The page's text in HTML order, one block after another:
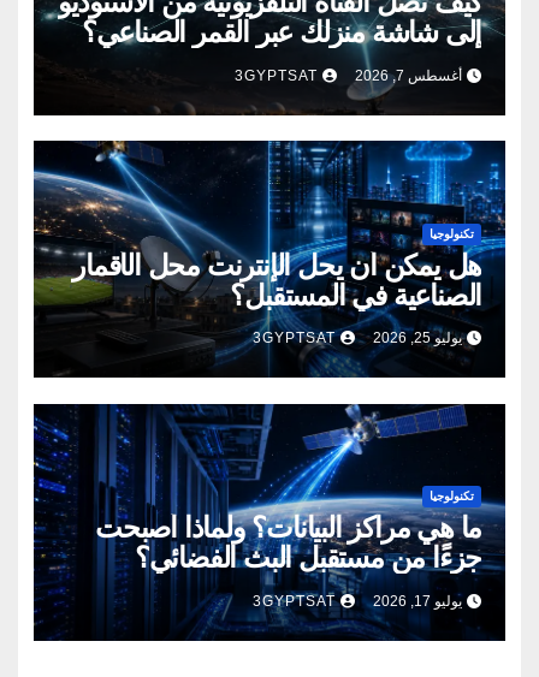
إلى شاشة منزلك عبر القمر الصناعي؟
أغسطس 7, 2026 3GYPTSAT
تكنولوجيا
هل يمكن أن يحل الإنترنت محل الأقمار
الصناعية في المستقبل؟
يوليو 25, 2026 3GYPTSAT
تكنولوجيا
ما هي مراكز البيانات؟ ولماذا أصبحت
جزءًا من مستقبل البث الفضائي؟
يوليو 17, 2026 3GYPTSAT